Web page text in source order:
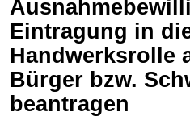
Eintragung in
Handwerksrolle
Bürger bzw.
beantragen